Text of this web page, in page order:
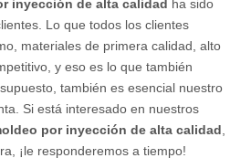
inyección de alta calidad ha sido
Lo que todos los clientes
materiales de primera calidad, alto
y eso es lo que también
también es esencial nuestro
Si está interesado en nuestros
por inyección de alta calidad
¡le responderemos a tiempo!